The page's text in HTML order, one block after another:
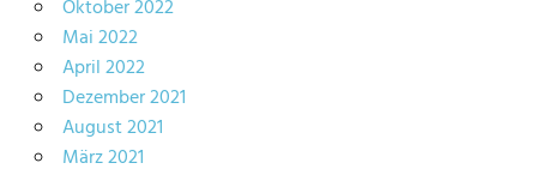
Oktober 2022
Mai 2022
April 2022
Dezember 2021
August 2021
März 2021